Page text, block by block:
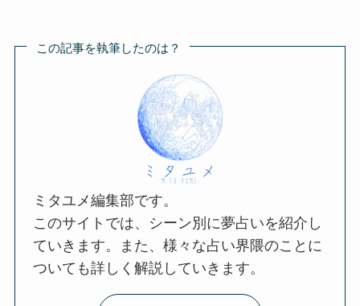
この記事を執筆したのは？
ミタユメ編集部です。
このサイトでは、シーン別に夢占いを紹介し
ていきます。また、様々な占い界隈のことに
ついても詳しく解説していきます。